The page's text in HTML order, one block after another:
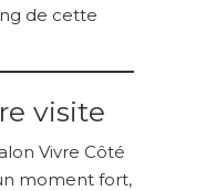
de cette
visite
Vivre Côté
moment fort,